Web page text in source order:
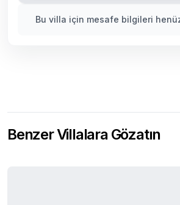
Bu villa için mesafe bilgileri
Benzer Villalara Gözatın